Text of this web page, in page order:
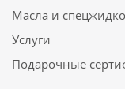
Масла и
Услуги
Подарочные